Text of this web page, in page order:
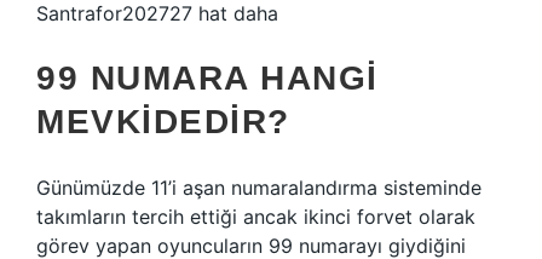
Santrafor202727 hat daha
99 NUMARA HANGI
MEVKIDEDIR?
Günümüzde 11’i aşan numaralandırma sisteminde
takımların tercih ettiği ancak ikinci forvet olarak
görev yapan oyuncuların 99 numarayı giydiğini